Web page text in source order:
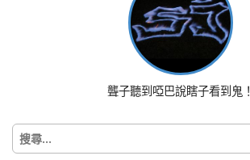
i
o
聾子聽到啞巴說瞎子看到鬼！
搜
尋